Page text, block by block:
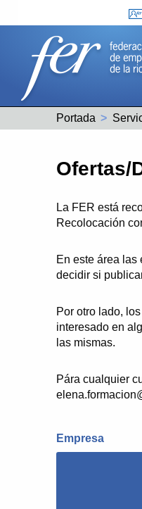
Portada
Ofertas/
La FER está
Recolocación
En este área
decidir si
Por otro lado,
interesado en
las mismas.
Pára cualquier
Empresa